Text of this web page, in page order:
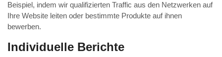
Beispiel, indem wir qualifizierten Traffic aus den Netzwerken auf
Ihre Website leiten oder bestimmte Produkte auf ihnen
bewerben.
Individuelle Berichte